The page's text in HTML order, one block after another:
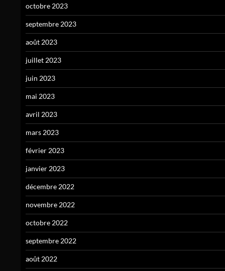
octobre 2023
septembre 2023
août 2023
juillet 2023
juin 2023
mai 2023
avril 2023
mars 2023
février 2023
janvier 2023
décembre 2022
novembre 2022
octobre 2022
septembre 2022
août 2022